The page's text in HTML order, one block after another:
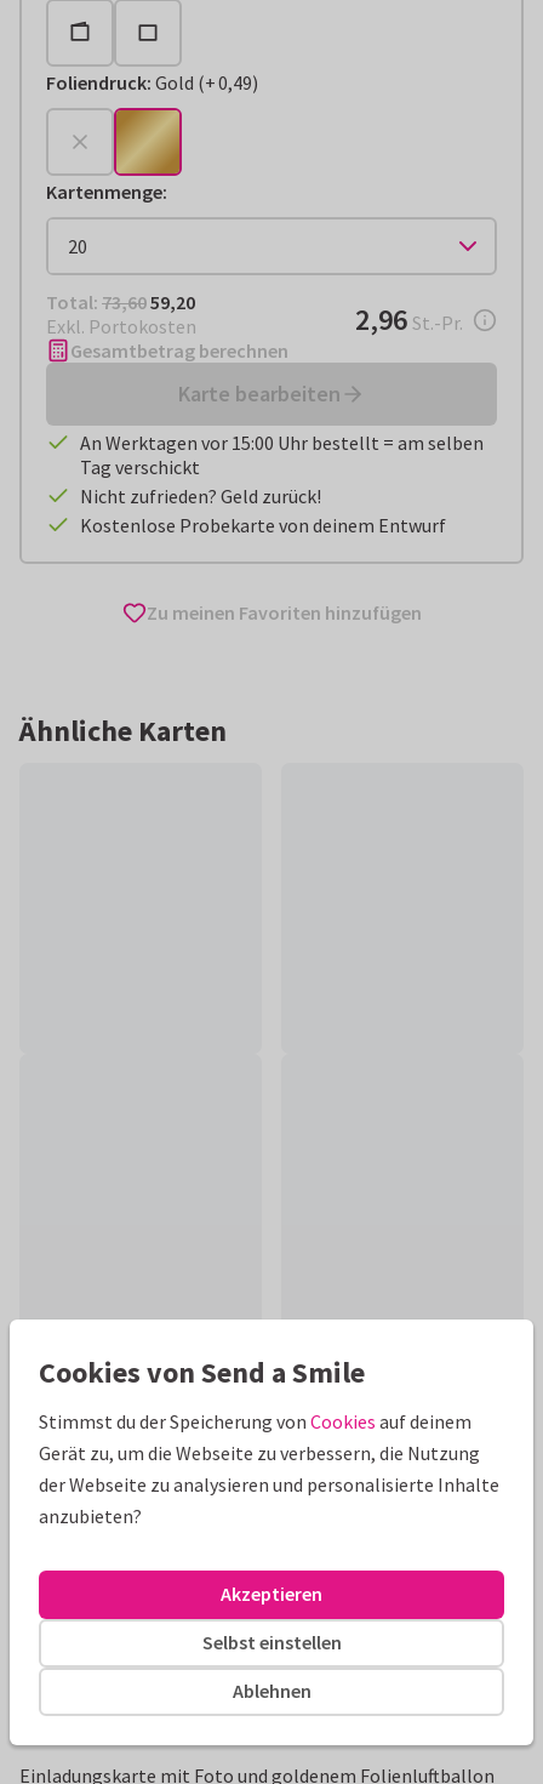
Foliendruck: Gold (
+€ 0,49
+0,49)
Kartenmenge:
Total: € 59,20
Total: 73,6059,20
Exkl. Portokosten
€ 2,96pro Stück
2,96 St.-Pr.
Gesamtbetrag berechnen
Karte bearbeiten
An Werktagen vor 15:00 Uhr bestellt = am selben
Tag verschickt
Nicht zufrieden? Geld zurück!
Kostenlose Probekarte von deinem Entwurf
Zu meinen Favoriten hinzufügen
Ähnliche Karten
Schöne Extras zu deiner Karte
Einladungskarte mit Foto und goldenem Folienluftballon
Cookies von Send a Smile
Stimmst du der Speicherung von Cookies auf deinem
Gerät zu, um die Webseite zu verbessern, die Nutzung
der Webseite zu analysieren und personalisierte Inhalte
anzubieten?
Ablehnen
Selbst einstellen
Akzeptieren